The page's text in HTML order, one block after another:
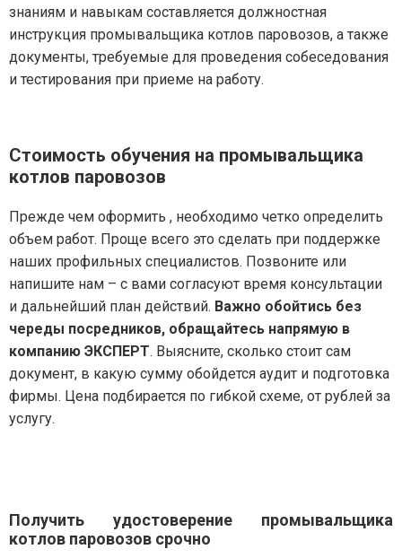
знаниям и навыкам составляется должностная
инструкция промывальщика котлов паровозов, а также
документы, требуемые для проведения собеседования
и тестирования при приеме на работу.
Стоимость обучения на промывальщика
котлов паровозов
Прежде чем оформить , необходимо четко определить
объем работ. Проще всего это сделать при поддержке
наших профильных специалистов. Позвоните или
напишите нам – с вами согласуют время консультации
и дальнейший план действий. Важно обойтись без
череды посредников, обращайтесь напрямую в
компанию ЭКСПЕРТ. Выясните, сколько стоит сам
документ, в какую сумму обойдется аудит и подготовка
фирмы. Цена подбирается по гибкой схеме, от рублей за
услугу.
Получить удостоверение промывальщика
котлов паровозов срочно